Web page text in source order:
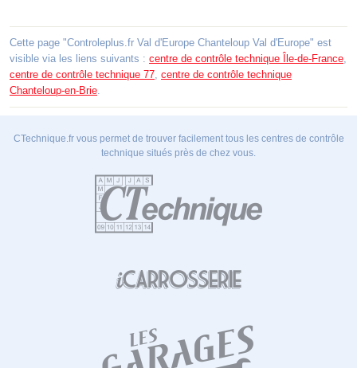
Cette page "Controleplus.fr Val d'Europe Chanteloup Val d'Europe" est
visible via les liens suivants : centre de contrôle technique Île-de-France,
centre de contrôle technique 77, centre de contrôle technique
Chanteloup-en-Brie.
CTechnique.fr vous permet de trouver facilement tous les centres de contrôle
technique situés près de chez vous.